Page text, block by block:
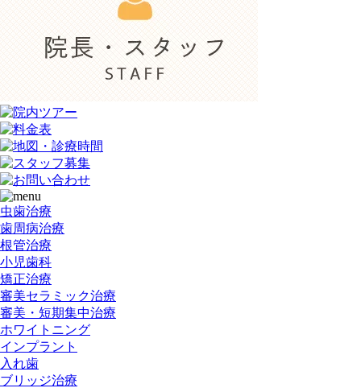
虫歯治療
歯周病治療
根管治療
小児歯科
矯正治療
審美セラミック治療
審美・短期集中治療
ホワイトニング
インプラント
入れ歯
ブリッジ治療